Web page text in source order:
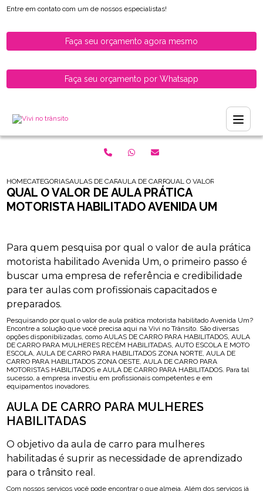
Entre em contato com um de nossos especialistas!
Faça seu orçamento agora mesmo
Faça seu orçamento por Whatsapp
HOMECATEGORIASAULAS DE CARRO PARA HABILITADOS
AULA DE CARRO PARA HABILITADOS ZONA
QUAL O VALOR DE AULA
QUAL O VALOR DE AULA PRÁTICA
MOTORISTA HABILITADO AVENIDA UM
Para quem pesquisa por qual o valor de aula prática
motorista habilitado Avenida Um, o primeiro passo é
buscar uma empresa de referência e credibilidade
para ter aulas com profissionais capacitados e
preparados.
Pesquisando por qual o valor de aula prática motorista habilitado Avenida Um?
Encontre a solução que você precisa aqui na Vivi no Trânsito. São diversas
opções disponibilizadas, como AULAS DE CARRO PARA HABILITADOS, AULA
DE CARRO PARA MULHERES RECÉM HABILITADAS, AUTO ESCOLA E MOTO
ESCOLA, AULA DE CARRO PARA HABILITADOS ZONA NORTE, AULA DE
CARRO PARA HABILITADOS ZONA OESTE, AULA DE CARRO PARA
MOTORISTAS HABILITADOS e AULA DE CARRO PARA HABILITADOS. Para tal
sucesso, a empresa investiu em profissionais competentes e em
equipamentos inovadores.
AULA DE CARRO PARA MULHERES
HABILITADAS
O objetivo da aula de carro para mulheres
habilitadas é suprir as necessidade de aprendizado
para o trânsito real.
Com nossos serviços você pode encontrar o que almeja. Além dos serviços já